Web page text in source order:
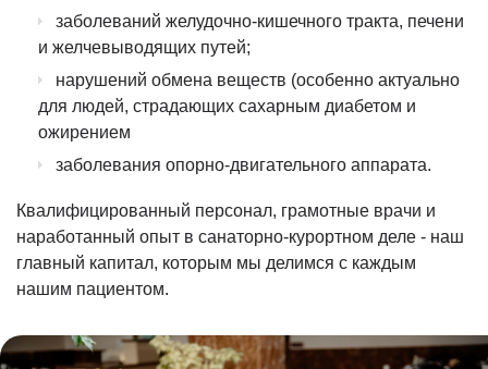
заболеваний желудочно-кишечного тракта, печени
и желчевыводящих путей;
нарушений обмена веществ (особенно актуально
для людей, страдающих сахарным диабетом и
ожирением
заболевания опорно-двигательного аппарата.
Квалифицированный персонал, грамотные врачи и
наработанный опыт в санаторно-курортном деле - наш
главный капитал, которым мы делимся с каждым
нашим пациентом.